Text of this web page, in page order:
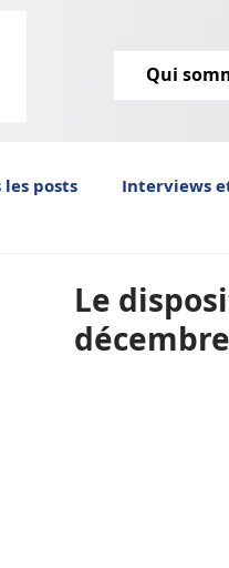
Qui
les posts Interviews
Le